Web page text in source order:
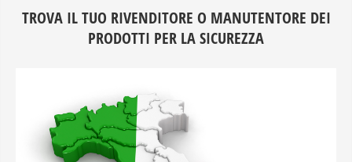
TROVA IL TUO RIVENDITORE O MANUTENTORE DEI
PRODOTTI PER LA SICUREZZA